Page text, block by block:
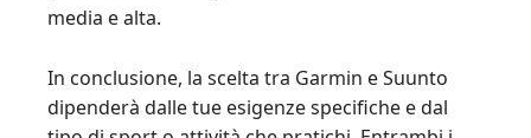
media e alta.
In conclusione, la scelta tra Garmin e Suunto
dipenderà dalle tue esigenze specifiche e dal